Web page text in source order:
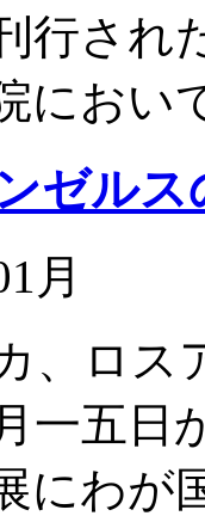
行され
におい
ゼル
月
、ロス
一五日
にわが